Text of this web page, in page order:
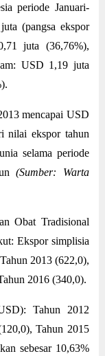
periode Januari-
(pangsa ekspor
juta (36,76%),
USD 1,19 juta
mencapai USD
nilai ekspor tahun
selama periode
(Sumber: Warta
Obat Tradisional
Ekspor simplisia
2013 (622,0),
2016 (340,0).
Tahun 2012
Tahun 2015
sebesar 10,63%